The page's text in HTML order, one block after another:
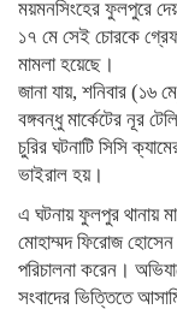
ময়মনসিংহের ফুলপুরে
১৭ মে সেই চোরকে
মামলা হয়েছে।
জানা যায়, শনিবার (১৬
বঙ্গবন্ধু মার্কেটের নূর
চুরির ঘটনাটি সিসি
ভাইরাল হয়।
এ ঘটনায় ফুলপুর থানায়
মোহাম্মদ ফিরোজ
পরিচালনা করেন।
সংবাদের ভিত্তিতে